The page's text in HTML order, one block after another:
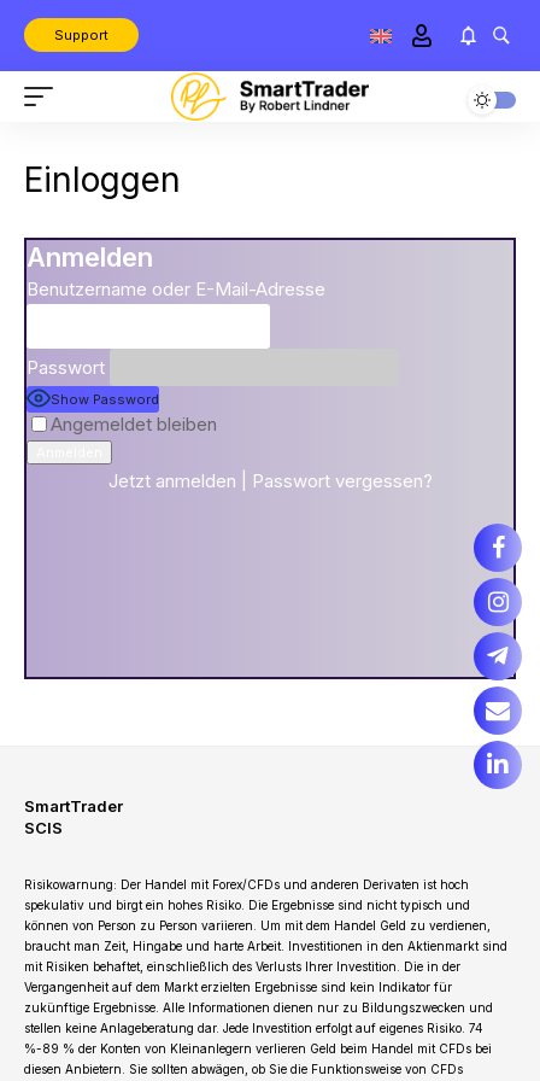
Support
Einloggen
Anmelden
Benutzername oder E-Mail-Adresse
Passwort
Show Password
Angemeldet bleiben
Jetzt anmelden Passwort vergessen?
SmartTrader
SCIS
Risikowarnung: Der Handel mit Forex/CFDs und anderen Derivaten ist hoch
spekulativ und birgt ein hohes Risiko. Die Ergebnisse sind nicht typisch und
können von Person zu Person variieren. Um mit dem Handel Geld zu verdienen,
braucht man Zeit, Hingabe und harte Arbeit. Investitionen in den Aktienmarkt sind
mit Risiken behaftet, einschließlich des Verlusts Ihrer Investition. Die in der
Vergangenheit auf dem Markt erzielten Ergebnisse sind kein Indikator für
zukünftige Ergebnisse. Alle Informationen dienen nur zu Bildungszwecken und
stellen keine Anlageberatung dar. Jede Investition erfolgt auf eigenes Risiko. 74
%-89 % der Konten von Kleinanlegern verlieren Geld beim Handel mit CFDs bei
diesen Anbietern. Sie sollten abwägen, ob Sie die Funktionsweise von CFDs